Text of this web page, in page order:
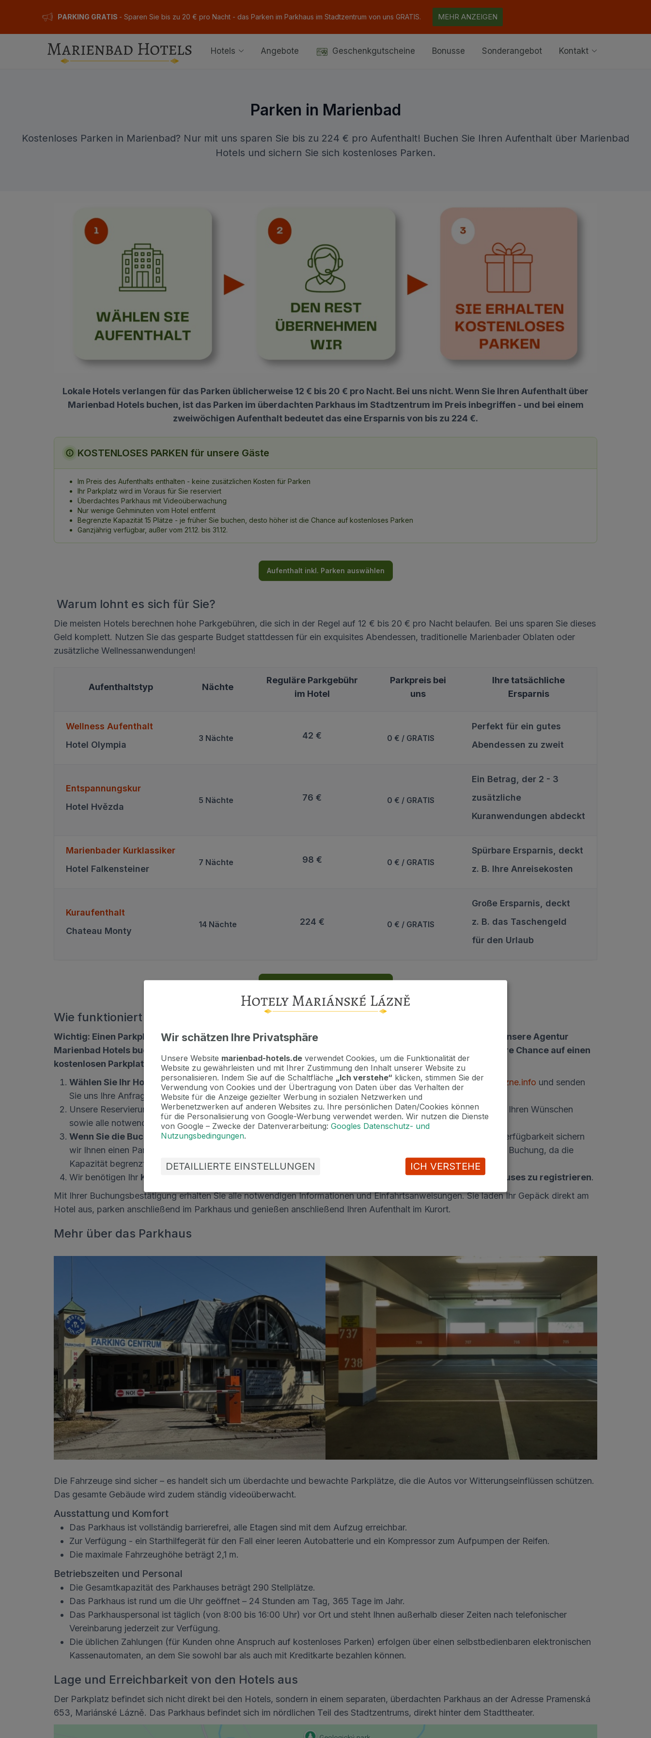
PARKING GRATIS - Sparen Sie bis zu 20 € pro Nacht - das Parken im Parkhaus im Stadtzentrum von uns GRATIS. MEHR ANZEIGEN
Hotels Angebote Geschenkgutscheine Bonusse Sonderangebot Kontakt
Parken in Marienbad
Kostenloses Parken in Marienbad? Nur mit uns sparen Sie bis zu 224 € pro Aufenthalt! Buchen Sie Ihren Aufenthalt über Marienbad
Hotels und sichern Sie sich kostenloses Parken.
Lokale Hotels verlangen für das Parken üblicherweise 12 € bis 20 € pro Nacht. Bei uns nicht. Wenn Sie Ihren Aufenthalt über
Marienbad Hotels buchen, ist das Parken im überdachten Parkhaus im Stadtzentrum im Preis inbegriffen - und bei einem
zweiwöchigen Aufenthalt bedeutet das eine Ersparnis von bis zu 224 €.
KOSTENLOSES PARKEN für unsere Gäste
Im Preis des Aufenthalts enthalten - keine zusätzlichen Kosten für Parken
Ihr Parkplatz wird im Voraus für Sie reserviert
Überdachtes Parkhaus mit Videoüberwachung
Nur wenige Gehminuten vom Hotel entfernt
Begrenzte Kapazität 15 Plätze - je früher Sie buchen, desto höher ist die Chance auf kostenloses Parken
Ganzjährig verfügbar, außer vom 21.12. bis 31.12.
Aufenthalt inkl. Parken auswählen
Warum lohnt es sich für Sie?
Die meisten Hotels berechnen hohe Parkgebühren, die sich in der Regel auf 12 € bis 20 € pro Nacht belaufen. Bei uns sparen Sie dieses
Geld komplett. Nutzen Sie das gesparte Budget stattdessen für ein exquisites Abendessen, traditionelle Marienbader Oblaten oder
zusätzliche Wellnessanwendungen!
Aufenthaltstyp Nächte
Reguläre Parkgebühr
im Hotel
Parkpreis bei
uns
Ihre tatsächliche
Ersparnis
Wellness Aufenthalt
Hotel Olympia
3 Nächte 42 € 0 € / GRATIS
Perfekt für ein gutes
Abendessen zu zweit
Entspannungskur
Hotel Hvězda
5 Nächte 76 € 0 € / GRATIS
Ein Betrag, der 2 - 3
zusätzliche
Kuranwendungen abdeckt
Marienbader Kurklassiker
Hotel Falkensteiner
7 Nächte 98 € 0 € / GRATIS
Spürbare Ersparnis, deckt
z. B. Ihre Anreisekosten
Kuraufenthalt
Chateau Monty
14 Nächte 224 € 0 € / GRATIS
Große Ersparnis, deckt
z. B. das Taschengeld
für den Urlaub
Wie funktioniert das?
Wichtig: Einen Parkplatz im Parkhaus reservieren wir ausschließlich für Gäste, die ihren Aufenthalt über unsere Agentur
Marienbad Hotels buchen. Die Kapazität ist begrenzt - je früher Sie sich bei uns melden, desto höher ist Ihre Chance auf einen
kostenlosen Parkplatz.
Wählen Sie Ihr Hotel oder Ihren Aufenthalthier aufwww.marienbad-hotels.de oder aufwww.marianske-lazne.info und senden
Sie uns Ihre Anfrage.
Unsere Reservierungsspezialisten Andrea, Petra, Jana oder Noemisenden Ihnen ein Angebot entsprechend Ihren Wünschen
sowie alle notwendigen Informationen.
Wenn Sie die Buchung bestätigen, erhalten Sie eine verbindliche Buchungsbestätigung. Je nach aktueller Verfügbarkeit sichern
wir Ihnen einen Parkplatz im Parkhaus im Stadtzentrum in der Pramenská 653. Wir empfehlen eine frühzeitige Buchung, da die
Kapazität begrenzt ist.
Wir benötigen Ihr Kfz-Kennzeichen , um Sie für die gesamte Dauer Ihres Aufenthaltsim System des Parkhauses zu registrieren.
Mit Ihrer Buchungsbestätigung erhalten Sie alle notwendigen Informationen und Einfahrtsanweisungen. Sie laden Ihr Gepäck direkt am
Hotel aus, parken anschließend im Parkhaus und genießen anschließend Ihren Aufenthalt im Kurort.
Mehr über das Parkhaus
Die Fahrzeuge sind sicher – es handelt sich um überdachte und bewachte Parkplätze, die die Autos vor Witterungseinflüssen schützen.
Das gesamte Gebäude wird zudem ständig videoüberwacht.
Ausstattung und Komfort
Das Parkhaus ist vollständig barrierefrei, alle Etagen sind mit dem Aufzug erreichbar.
Zur Verfügung - ein Starthilfegerät für den Fall einer leeren Autobatterie und ein Kompressor zum Aufpumpen der Reifen.
Die maximale Fahrzeughöhe beträgt 2,1 m.
Betriebszeiten und Personal
Die Gesamtkapazität des Parkhauses beträgt 290 Stellplätze.
Das Parkhaus ist rund um die Uhr geöffnet – 24 Stunden am Tag, 365 Tage im Jahr.
Das Parkhauspersonal ist täglich (von 8:00 bis 16:00 Uhr) vor Ort und steht Ihnen außerhalb dieser Zeiten nach telefonischer
Vereinbarung jederzeit zur Verfügung.
Die üblichen Zahlungen (für Kunden ohne Anspruch auf kostenloses Parken) erfolgen über einen selbstbedienbaren elektronischen
Kassenautomaten, an dem Sie sowohl bar als auch mit Kreditkarte bezahlen können.
Lage und Erreichbarkeit von den Hotels aus
Der Parkplatz befindet sich nicht direkt bei den Hotels, sondern in einem separaten, überdachten Parkhaus an der Adresse Pramenská
653, Mariánské Lázně. Das Parkhaus befindet sich im nördlichen Teil des Stadtzentrums, direkt hinter dem Stadttheater.
Wir schätzen Ihre Privatsphäre
Unsere Website marienbad-hotels.de verwendet Cookies, um die Funktionalität der
Website zu gewährleisten und mit Ihrer Zustimmung den Inhalt unserer Website zu
personalisieren. Indem Sie auf die Schaltfläche „Ich verstehe“ klicken, stimmen Sie der
Verwendung von Cookies und der Übertragung von Daten über das Verhalten der
Website für die Anzeige gezielter Werbung in sozialen Netzwerken und
Werbenetzwerken auf anderen Websites zu. Ihre persönlichen Daten/Cookies können
für die Personalisierung von Google-Werbung verwendet werden. Wir nutzen die Dienste
von Google – Zwecke der Datenverarbeitung: Googles Datenschutz- und
Nutzungsbedingungen.
DETAILLIERTE EINSTELLUNGEN ICH VERSTEHE